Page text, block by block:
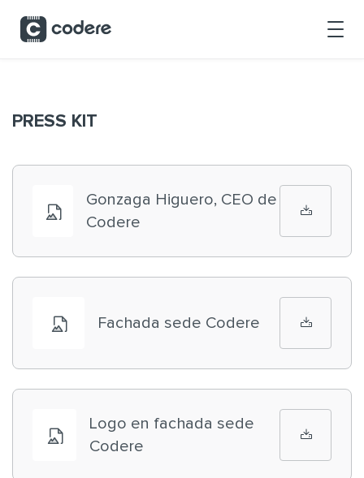
PRESS KIT
Gonzaga Higuero, CEO de
Codere
Fachada sede Codere
Logo en fachada sede
Codere